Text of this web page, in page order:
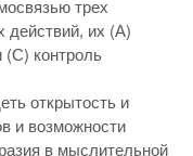
трех
их (А)
(С) контроль
открытость и
и возможности
в мыслительной